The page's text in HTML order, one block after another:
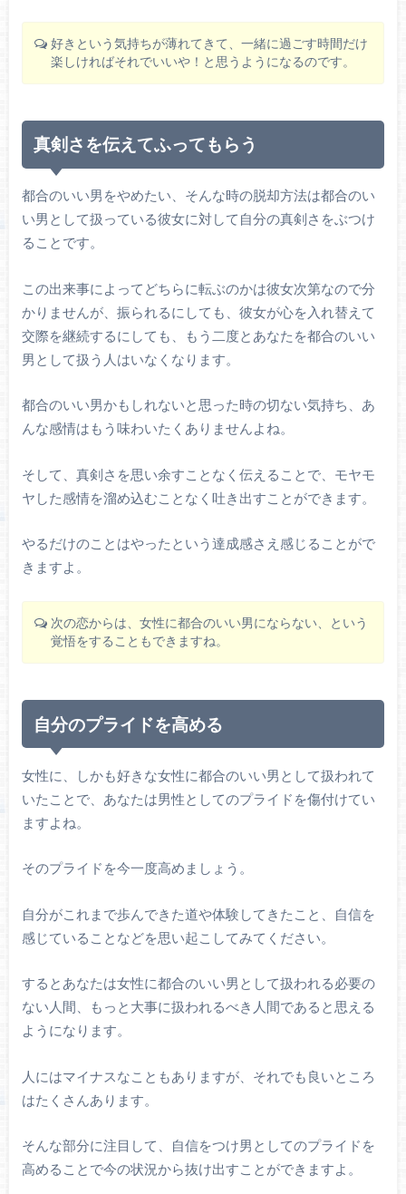
好きという気持ちが薄れてきて、一緒に過ごす時間だけ
楽しければそれでいいや！と思うようになるのです。
真剣さを伝えてふってもらう
都合のいい男をやめたい、そんな時の脱却方法は都合のい
い男として扱っている彼女に対して自分の真剣さをぶつけ
ることです。
この出来事によってどちらに転ぶのかは彼女次第なので分
かりませんが、振られるにしても、彼女が心を入れ替えて
交際を継続するにしても、もう二度とあなたを都合のいい
男として扱う人はいなくなります。
都合のいい男かもしれないと思った時の切ない気持ち、あ
んな感情はもう味わいたくありませんよね。
そして、真剣さを思い余すことなく伝えることで、モヤモ
ヤした感情を溜め込むことなく吐き出すことができます。
やるだけのことはやったという達成感さえ感じることがで
きますよ。
次の恋からは、女性に都合のいい男にならない、という
覚悟をすることもできますね。
自分のプライドを高める
女性に、しかも好きな女性に都合のいい男として扱われて
いたことで、あなたは男性としてのプライドを傷付けてい
ますよね。
そのプライドを今一度高めましょう。
自分がこれまで歩んできた道や体験してきたこと、自信を
感じていることなどを思い起こしてみてください。
するとあなたは女性に都合のいい男として扱われる必要の
ない人間、もっと大事に扱われるべき人間であると思える
ようになります。
人にはマイナスなこともありますが、それでも良いところ
はたくさんあります。
そんな部分に注目して、自信をつけ男としてのプライドを
高めることで今の状況から抜け出すことができますよ。